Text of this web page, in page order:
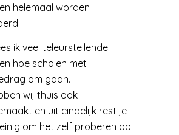
helemaal worden
ik veel teleurstellende
hoe scholen met
om gaan.
wij thuis ook
en uit eindelijk rest je
om het zelf proberen op